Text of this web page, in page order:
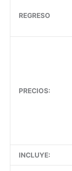
REGRESO
PRECIOS:
INCLUYE: